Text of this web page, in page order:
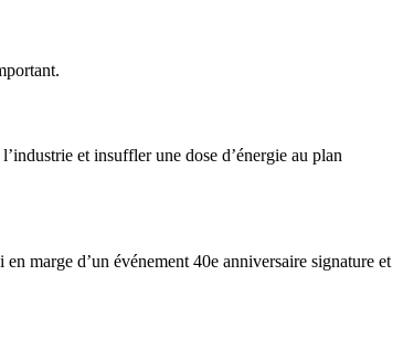
et insuffler une dose d’énergie au plan
marge d’un événement 40e anniversaire signature et